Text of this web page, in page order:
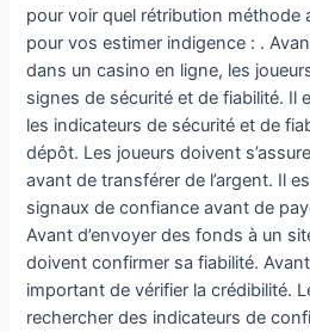
pour voir quel rétribution méthode
pour vos estimer indigence : .
dans un casino en ligne, les
signes de sécurité et de fiabilité. Il
les indicateurs de sécurité et de
dépôt. Les joueurs doivent
avant de transférer de l’argent. Il
signaux de confiance avant de
Avant d’envoyer des fonds à un
doivent confirmer sa fiabilité.
important de vérifier la crédibilité.
rechercher des indicateurs de